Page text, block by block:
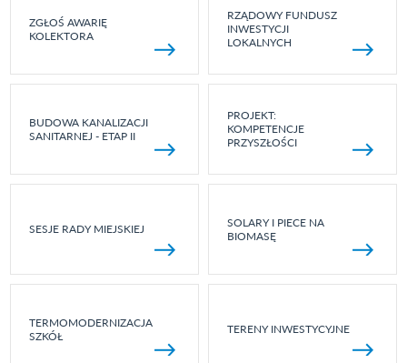
ZGŁOŚ AWARIĘ
KOLEKTORA
RZĄDOWY FUNDUSZ
INWESTYCJI
LOKALNYCH
BUDOWA KANALIZACJI
SANITARNEJ - ETAP II
PROJEKT:
KOMPETENCJE
PRZYSZŁOŚCI
SESJE RADY MIEJSKIEJ
SOLARY I PIECE NA
BIOMASĘ
TERMOMODERNIZACJA
SZKÓŁ
TERENY INWESTYCYJNE